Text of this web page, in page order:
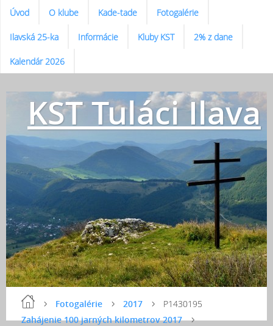
Úvod O klube Kade-tade Fotogalérie
Ilavská 25-ka Informácie Kluby KST 2% z dane
Kalendár 2026
KST Tuláci Ilava
Fotogalérie
2017
Zahájenie 100 jarných kilometrov 2017
P1430195